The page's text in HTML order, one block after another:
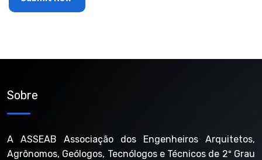
Sobre
A ASSEAB Associação dos Engenheiros Arquitetos,
Agrônomos, Geólogos, Tecnólogos e Técnicos de 2º Grau